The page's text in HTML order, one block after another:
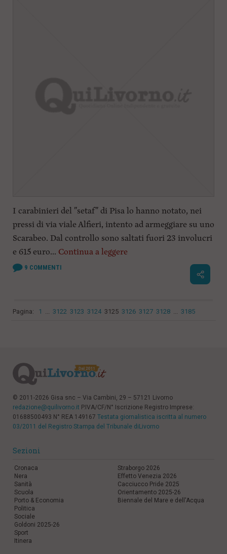
I carabinieri del "setaf" di Pisa lo hanno notato, nei
pressi di via viale Alfieri, intento ad armeggiare su uno
Scarabeo. Dal controllo sono saltati fuori 23 involucri
e 615 euro... Continua a leggere
9 COMMENTI
Pagina: 1 ... 3122 3123 3124 3125 3126 3127 3128 ... 3185
© 2011-2026 Gisa snc – Via Cambini, 29 – 57121 Livorno
redazione@quilivorno.it P.IVA/CF/N° Iscrizione Registro Imprese:
01688500493 N° REA 149167 Testata giornalistica iscritta al numero
03/2011 del Registro Stampa del Tribunale diLivorno
Sezioni
Cronaca
Nera
Sanità
Scuola
Porto & Economia
Politica
Sociale
Goldoni 2025-26
Sport
Itinera
Straborgo 2026
Effetto Venezia 2026
Cacciucco Pride 2025
Orientamento 2025-26
Biennale del Mare e dell'Acqua